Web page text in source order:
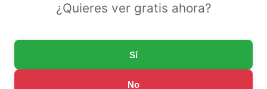
¿Quieres ver gratis ahora?
Sí
No